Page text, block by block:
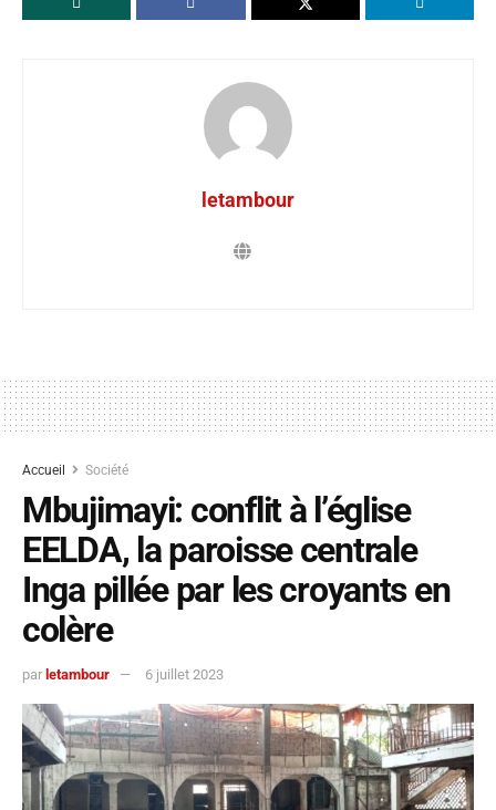
letambour
Accueil Société
Mbujimayi: conflit à l’église
EELDA, la paroisse centrale
Inga pillée par les croyants en
colère
par letambour 6 juillet 2023